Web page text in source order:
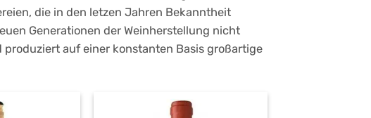
die in den letzen Jahren Bekanntheit
Generationen der Weinherstellung nicht
auf einer konstanten Basis großartige